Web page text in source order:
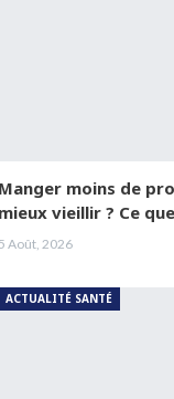
Manger moins de
mieux vieillir ? Ce
5 Août, 2026
ACTUALITÉ SANTÉ